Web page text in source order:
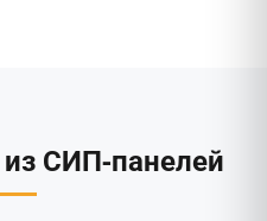
СИП-панелей